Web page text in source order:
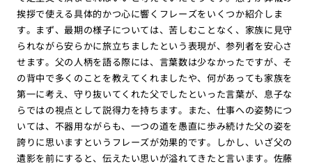
挨拶で使える具体的かつ心に響くフレーズをいくつか紹介しま
す。まず、最期の様子については、苦しむことなく、家族に見守
られながら安らかに旅立ちましたという表現が、参列者を安心さ
せます。父の人柄を語る際には、言葉数は少なかったですが、そ
の背中で多くのことを教えてくれましたや、何があっても家族を
第一に考え、守り抜いてくれた父でしたといった言葉が、息子な
らではの視点として説得力を持ちます。また、仕事への姿勢につ
いては、不器用ながらも、一つの道を愚直に歩み続けた父の姿を
誇りに思いますというフレーズが効果的です。しかし、いざ父の
遺影を前にすると、伝えたい思いが溢れてきたと言います。佐藤